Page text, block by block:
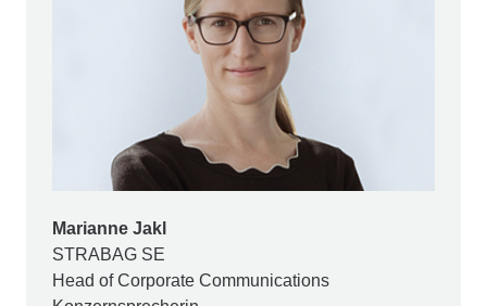
Marianne Jakl
STRABAG SE
Head of Corporate Communications